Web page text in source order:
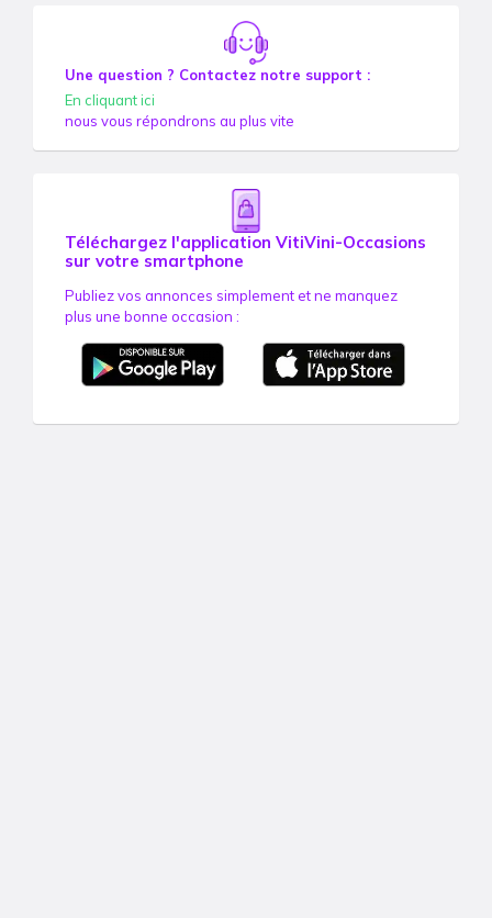
Une question ? Contactez notre support :
En cliquant ici
nous vous répondrons au plus vite
Téléchargez l'application VitiVini-Occasions
sur votre smartphone
Publiez vos annonces simplement et ne manquez
plus une bonne occasion :